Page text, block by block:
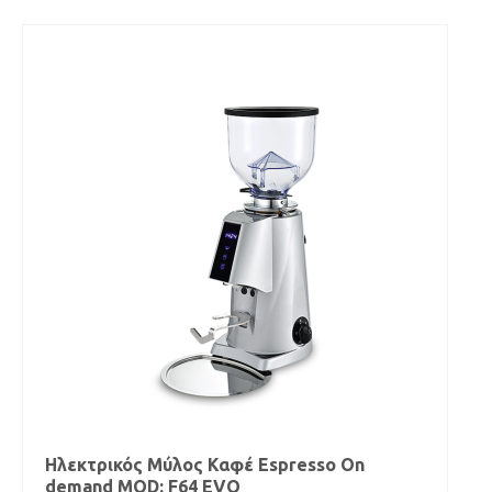
Ηλεκτρικός Μύλος Καφέ Espresso On
demand MOD: F64 EVO